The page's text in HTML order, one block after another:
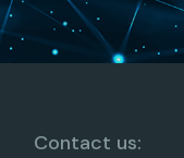
Contact us: